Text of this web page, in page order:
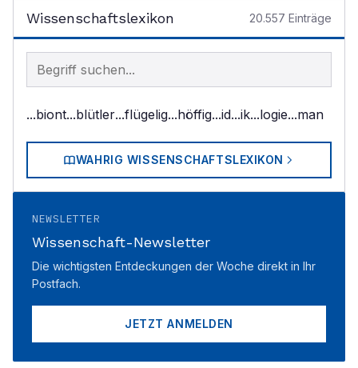
Wissenschaftslexikon 20.557 Einträge
Begriff im Lexikon suchen
...biont...blütler...flügelig...höffig...id...ik...logie...man
WAHRIG WISSENSCHAFTSLEXIKON
NEWSLETTER
Wissenschaft-Newsletter
Die wichtigsten Entdeckungen der Woche direkt in Ihr
Postfach.
JETZT ANMELDEN